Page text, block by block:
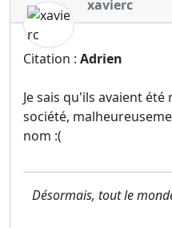
xavierc
Citation : Adrien
Je sais qu'ils avaient
société,
nom :(
Désormais, tout le